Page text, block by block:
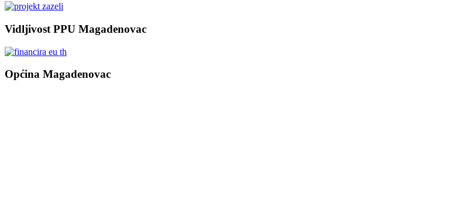
Vidljivost PPU Magadenovac
Općina Magadenovac